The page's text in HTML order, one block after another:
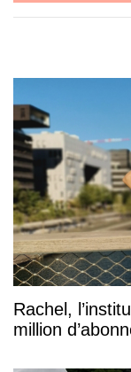
Rachel,
million